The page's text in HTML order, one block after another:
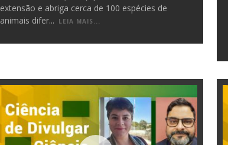
extensão e abriga cerca de 100 espécies de
animais difer... LEIA MAIS...